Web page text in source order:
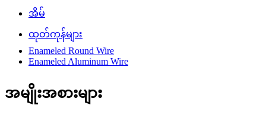
အိမ်
ထုတ်ကုန်များ
Enameled Round Wire
Enameled Aluminum Wire
အမျိုးအစားများ